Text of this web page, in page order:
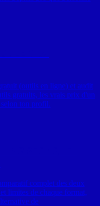
(outils en ligne) et audit
gratuits, les vrais prix d'un
ton profil.
complet des deux
limites de chaque format,
de